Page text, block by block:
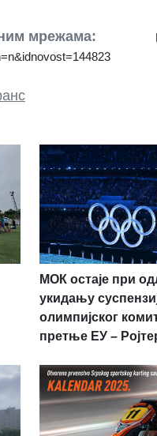
мрежама:
МОК остаје при
укидању
олимпијског
претње ЕУ –